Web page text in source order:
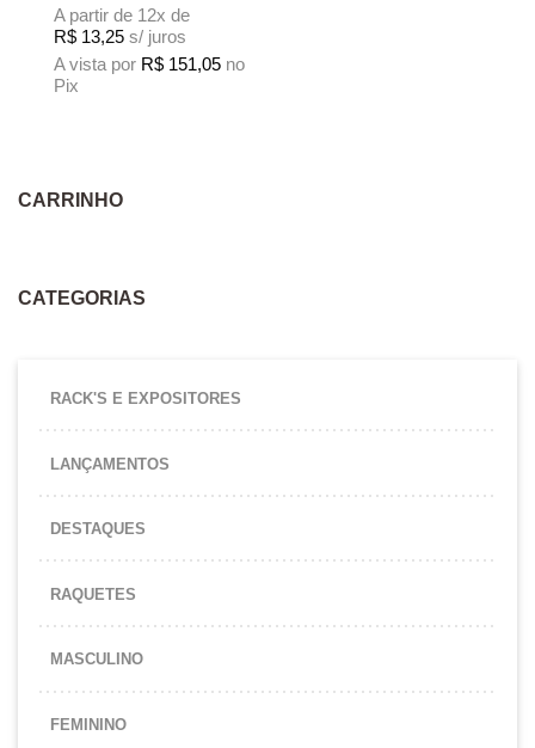
A partir de 12x de
R$ 13,25 s/ juros
A vista por R$ 151,05 no
Pix
CARRINHO
CATEGORIAS
RACK'S E EXPOSITORES
LANÇAMENTOS
DESTAQUES
RAQUETES
MASCULINO
FEMININO